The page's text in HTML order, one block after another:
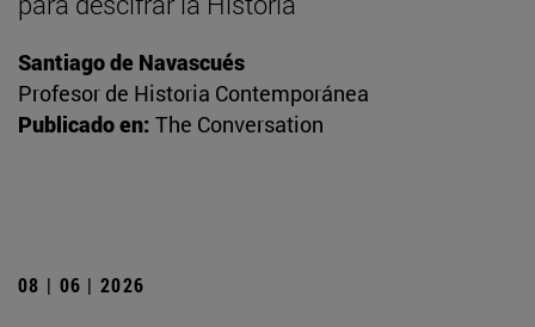
Santiago de Navascués
Profesor de Historia Contemporánea
Publicado en: The Conversation
08 | 06 | 2026